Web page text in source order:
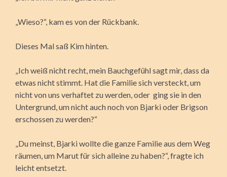
„Wieso?“, kam es von der Rückbank.
Dieses Mal saß Kim hinten.
„Ich weiß nicht recht, mein Bauchgefühl sagt mir, dass da
etwas nicht stimmt. Hat die Familie sich versteckt, um
nicht von uns verhaftet zu werden, oder ging sie in den
Untergrund, um nicht auch noch von Bjarki oder Brigson
erschossen zu werden?“
„Du meinst, Bjarki wollte die ganze Familie aus dem Weg
räumen, um Marut für sich alleine zu haben?“, fragte ich
leicht entsetzt.